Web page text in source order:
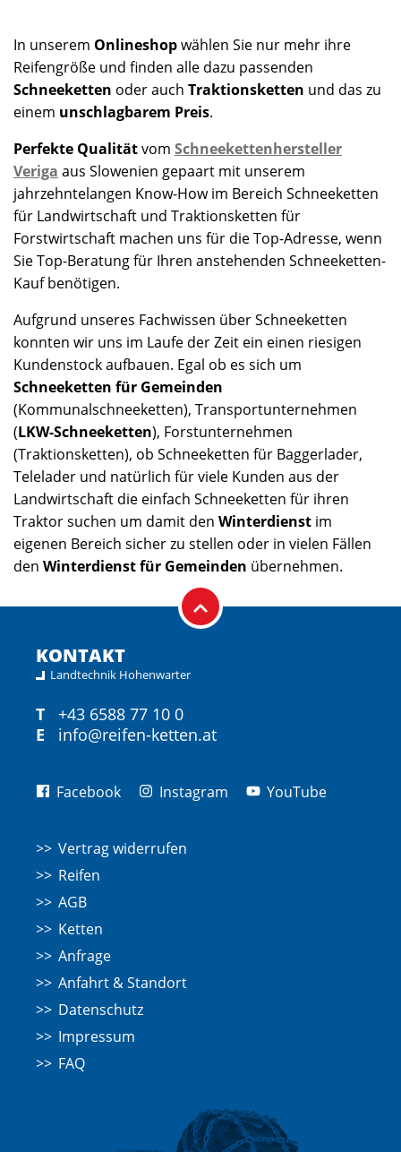
In unserem Onlineshopwählen Sie nur mehr ihre
Reifengröße und finden alle dazu passenden
Schneeketten oder auch Traktionsketten und das zu
einem unschlagbarem Preis.
Perfekte Qualitätvom Schneekettenhersteller
Veriga aus Slowenien gepaart mit unserem
jahrzehntelangen Know-How im Bereich Schneeketten
für Landwirtschaft und Traktionsketten für
Forstwirtschaft machen uns für die Top-Adresse, wenn
Sie Top-Beratung für Ihren anstehenden Schneeketten-
Kauf benötigen.
Aufgrund unseres Fachwissen über Schneeketten
konnten wir uns im Laufe der Zeit ein einen riesigen
Kundenstock aufbauen. Egal ob es sich um
Schneeketten für Gemeinden
(Kommunalschneeketten), Transportunternehmen
(LKW-Schneeketten), Forstunternehmen
(Traktionsketten), ob Schneeketten für Baggerlader,
Telelader und natürlich für viele Kunden aus der
Landwirtschaft die einfach Schneeketten für ihren
Traktor suchen um damit den Winterdienst im
eigenen Bereich sicher zu stellen oder in vielen Fällen
den Winterdienst für Gemeinden übernehmen.
KONTAKT
Landtechnik Hohenwarter
T
+43 6588 77 10 0
E
info@reifen-ketten.at
Facebook Instagram YouTube
Vertrag widerrufen
Reifen
AGB
Ketten
Anfrage
Anfahrt & Standort
Datenschutz
Impressum
FAQ